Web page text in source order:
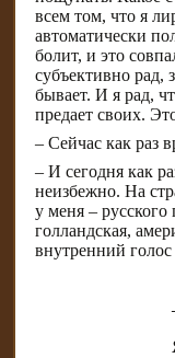
всем том, что я
автоматически
болит, и это
субъективно рад,
бывает. И я рад,
предает своих.
– Сейчас как раз
– И сегодня как
неизбежно. На
у меня –
голландская,
внутренний